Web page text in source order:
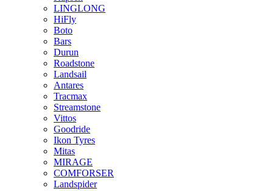
LINGLONG
HiFly
Boto
Bars
Durun
Roadstone
Landsail
Antares
Tracmax
Streamstone
Vittos
Goodride
Ikon Tyres
Mitas
MIRAGE
COMFORSER
Landspider